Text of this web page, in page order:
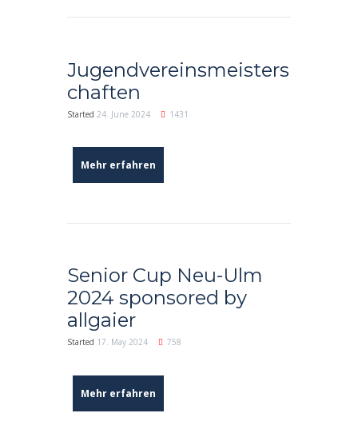
Jugendvereinsmeisters
chaften
Started 24. June 2024 1431
Mehr erfahren
Senior Cup Neu-Ulm
2024 sponsored by
allgaier
Started 17. May 2024 758
Mehr erfahren